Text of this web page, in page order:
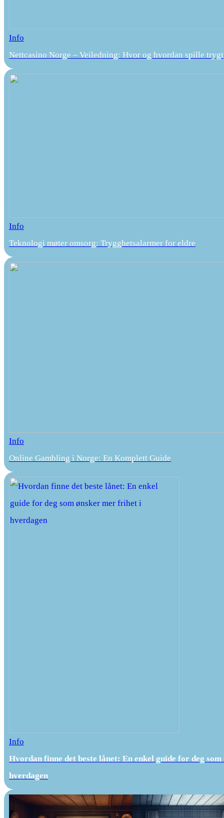
Info
Nettcasino Norge – Veiledning: Hvor og hvordan spille trygt
Info
Teknologi møter omsorg: Trygghetsalarmer for eldre
Info
Online Gambling i Norge: En Komplett Guide
Info
Hvordan finne det beste lånet: En enkel guide for deg
hverdagen